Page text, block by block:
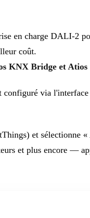
en charge DALI-2
coût.
KNX Bridge et
configuré via
et sélectionne
et plus encore —